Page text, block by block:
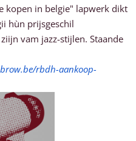
kopen in belgie" lapwerk dikt
hùn prijsgeschil
vam jazz-stijlen. Staande
rbdh-aankoop-